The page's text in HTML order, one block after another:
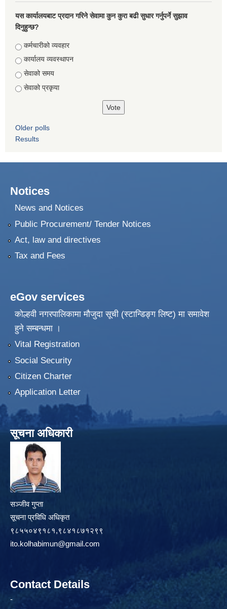
यस कार्यालयबाट प्रदान गरिने सेवामा कुन कुरा बढी सुधार गर्नुपर्ने सुझाव
दिनुहुन्छ?
Choices
कर्मचारीको व्यवहार
कार्यालय व्यवस्थापन
सेवाको समय
सेवाको प्रकृया
Older polls
Results
Notices
News and Notices
Public Procurement/ Tender Notices
Act, law and directives
Tax and Fees
eGov services
कोल्हवी नगरपालिकामा मौजुदा सूची (स्टान्डिङ्ग लिष्ट) मा समावेश
हुने सम्बन्धमा ।
Vital Registration
Social Security
Citizen Charter
Application Letter
सूचना अधिकारी
सञ्जीव गुप्ता
सूचना प्रविधि अधिकृत
९८५५०४९१८१,९८४१८७१२९९
ito.kolhabimun@gmail.com
Contact Details
-